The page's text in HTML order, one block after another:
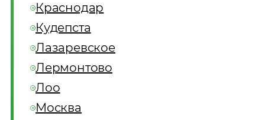
Краснодар
Кудепста
Лазаревское
Лермонтово
Лоо
Москва